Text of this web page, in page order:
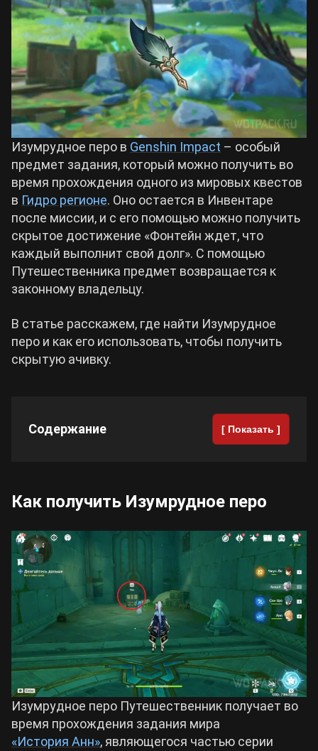
Crimson Desert
Zenless Zone Zero
Kingdom Come: Deliverance 2
Path of Exile 2
Wuthering Waves
Roblox
Cyberpunk 2077
Билды Arknights: Endfield
Билды Wuthering Waves
Билды Cyberpunk 2077
Билды Path of Exile 2
Изумрудное перо в Genshin Impact – особый
предмет задания, который можно получить во
время прохождения одного из мировых квестов
в Гидро регионе. Оно остается в Инвентаре
после миссии, и с его помощью можно получить
скрытое достижение «Фонтейн ждет, что
каждый выполнит свой долг». С помощью
Путешественника предмет возвращается к
законному владельцу.
В статье расскажем, где найти Изумрудное
перо и как его использовать, чтобы получить
скрытую ачивку.
Содержание [ Показать ]
Как получить Изумрудное перо
Изумрудное перо Путешественник получает во
время прохождения задания мира
«История Анн», являющегося частью серии